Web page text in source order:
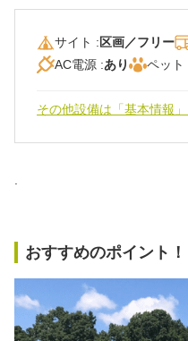
サイト :区画／フリー
AC電源 :あり ペット
その他設備は「基本情報」
おすすめのポイント！